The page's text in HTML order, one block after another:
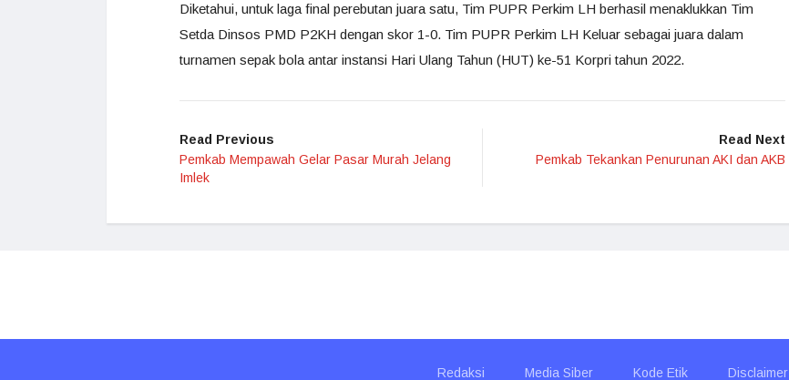
Diketahui, untuk laga final perebutan juara satu, Tim PUPR Perkim LH berhasil menaklukkan Tim
Setda Dinsos PMD P2KH dengan skor 1-0. Tim PUPR Perkim LH Keluar sebagai juara dalam
turnamen sepak bola antar instansi Hari Ulang Tahun (HUT) ke-51 Korpri tahun 2022.
Read Previous
Pemkab Mempawah Gelar Pasar Murah Jelang
Imlek
Read Next
Pemkab Tekankan Penurunan AKI dan AKB
Redaksi Media Siber Kode Etik Disclaimer